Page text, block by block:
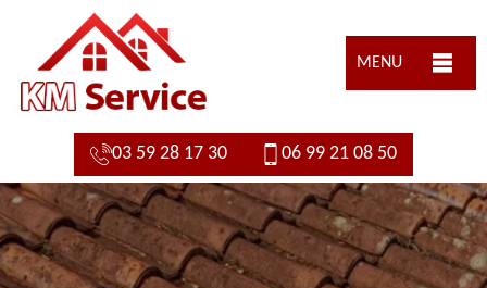
MENU
03 59 28 17 30 06 99 21 08 50